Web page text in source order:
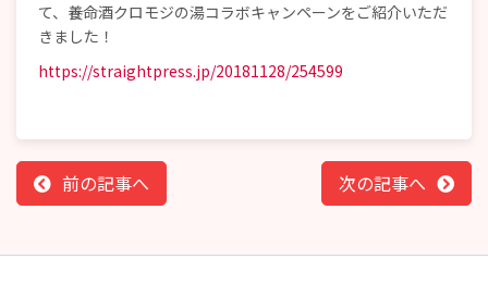
て、養命酒クロモジの湯コラボキャンペーンをご紹介いただ
きました！
https://straightpress.jp/20181128/254599
前の記事へ 次の記事へ